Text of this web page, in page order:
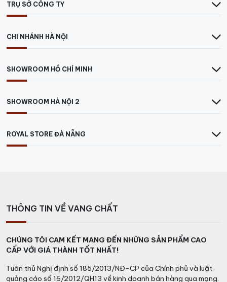
TRỤ SỞ CÔNG TY
CHI NHÁNH HÀ NỘI
SHOWROOM HỒ CHÍ MINH
SHOWROOM HÀ NỘI 2
ROYAL STORE ĐÀ NẴNG
THÔNG TIN VỀ VANG CHẤT
CHÚNG TÔI CAM KẾT MANG ĐẾN NHỮNG SẢN PHẨM CAO
CẤP VỚI GIÁ THÀNH TỐT NHẤT!
Tuân thủ Nghị định số 185/2013/NĐ-CP của Chính phủ và luật
quảng cáo số 16/2012/QH13 về kinh doanh bán hàng qua mạng.